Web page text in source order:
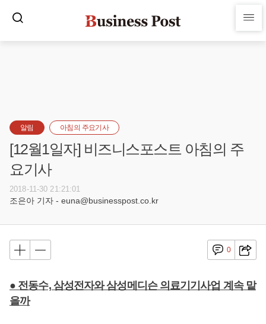
알림 아침의 주요기사
[12월1일자] 비즈니스포스트 아침의 주
요기사
2018-11-30 21:21:01
조은아 기자 - euna@businesspost.co.kr
0
● 전동수, 삼성전자와 삼성메디슨 의료기기사업 계속 맡
을까